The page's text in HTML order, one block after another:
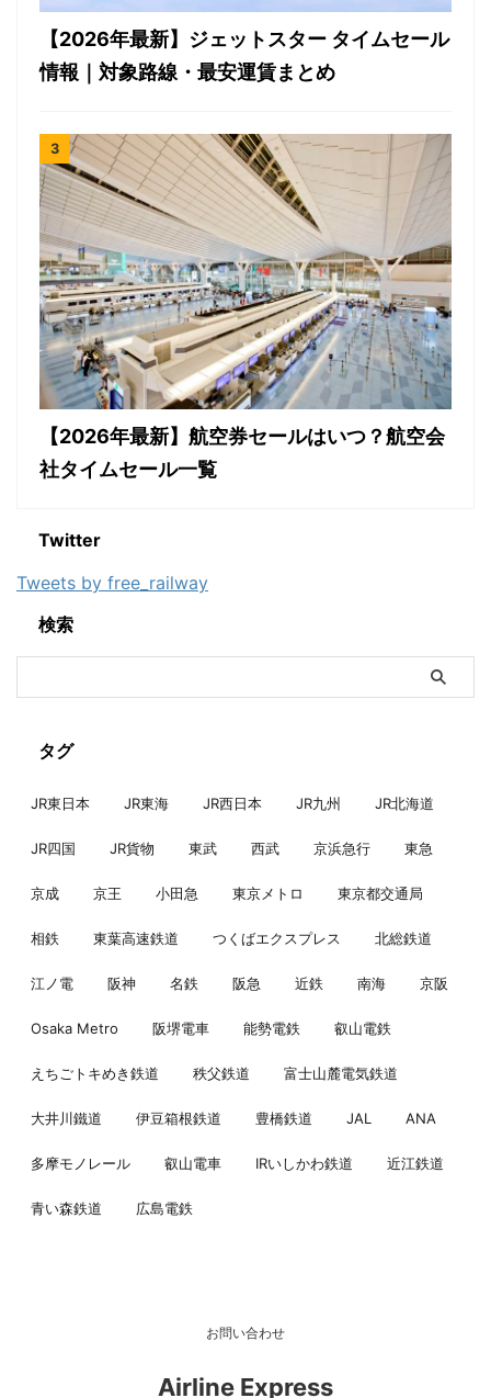
【2026年最新】ジェットスター タイムセール
情報｜対象路線・最安運賃まとめ
【2026年最新】航空券セールはいつ？航空会
社タイムセール一覧
Twitter
Tweets by free_railway
検索
タグ
JR東日本 JR東海 JR西日本 JR九州 JR北海道
JR四国 JR貨物 東武 西武 京浜急行 東急
京成 京王 小田急 東京メトロ 東京都交通局
相鉄 東葉高速鉄道 つくばエクスプレス 北総鉄道
江ノ電 阪神 名鉄 阪急 近鉄 南海 京阪
Osaka Metro 阪堺電車 能勢電鉄 叡山電鉄
えちごトキめき鉄道 秩父鉄道 富士山麓電気鉄道
大井川鐵道 伊豆箱根鉄道 豊橋鉄道 JAL ANA
多摩モノレール 叡山電車 IRいしかわ鉄道 近江鉄道
青い森鉄道 広島電鉄
お問い合わせ
Airline Express